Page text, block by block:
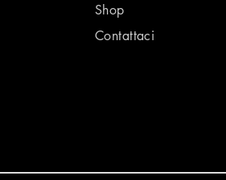
Shop
Contattaci